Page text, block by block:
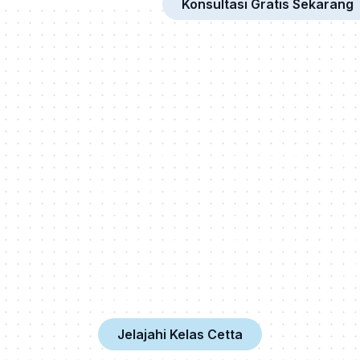
Konsultasi Gratis Sekarang
Kelas bahasa asing online interaktif
praktisi buat pembelajaran makin
menyenangkan!
PT. Cetta Cita Cendekia
HQ, Plaza Oleos, Jl. TB Simatupang
5th Floor, RT.2/RW.1, Kebagusan, Ps.
Kota Jakarta Selatan, Daerah Khusus
Jakarta 12520
Jelajahi Kelas Cetta